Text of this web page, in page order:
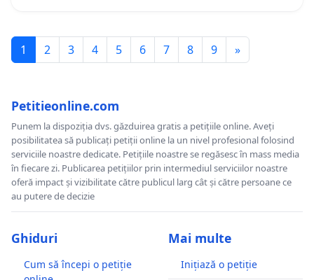
1 2 3 4 5 6 7 8 9 »
Petitieonline.com
Punem la dispoziția dvs. găzduirea gratis a petițiile online. Aveți
posibilitatea să publicați petiții online la un nivel profesional folosind
serviciile noastre dedicate. Petițiile noastre se regăsesc în mass media
în fiecare zi. Publicarea petițiilor prin intermediul serviciilor noastre
oferă impact și vizibilitate către publicul larg cât și către persoane ce
au putere de decizie
Ghiduri
Cum să începi o petiție
Mai multe
Inițiază o petiție